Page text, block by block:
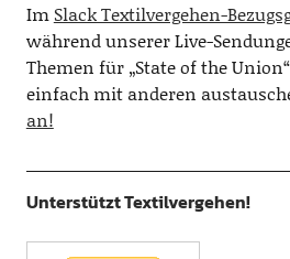
Im Slack Textilvergehen-
während unserer Live-
Themen für „State of the
einfach mit anderen
an!
Unterstützt Textilvergehen!